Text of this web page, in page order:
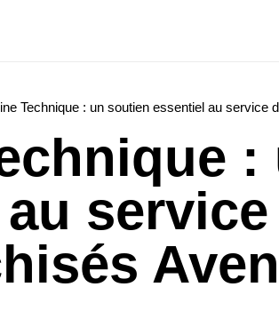
Technique : un soutien essentiel au